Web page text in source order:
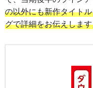
の以外にも新作タイト
グで詳細をお伝えしま